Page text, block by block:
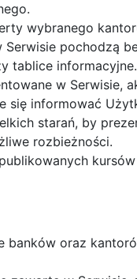
wybranego
Serwisie pochodzą
tablice informacyjne.
w Serwisie,
się informować
starań, by
rozbieżności.
banków oraz